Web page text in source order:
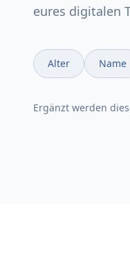
eures digitalen
Alter Name
Ergänzt werden